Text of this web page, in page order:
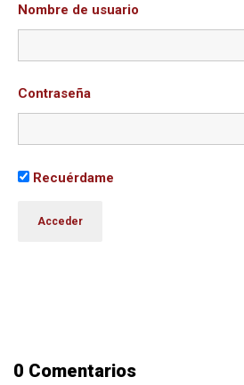
Nombre de usuario
Contraseña
Recuérdame
0 Comentarios